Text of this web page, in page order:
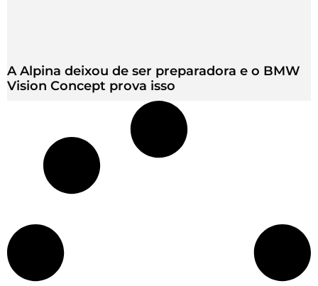
A Alpina deixou de ser preparadora e o BMW
Vision Concept prova isso